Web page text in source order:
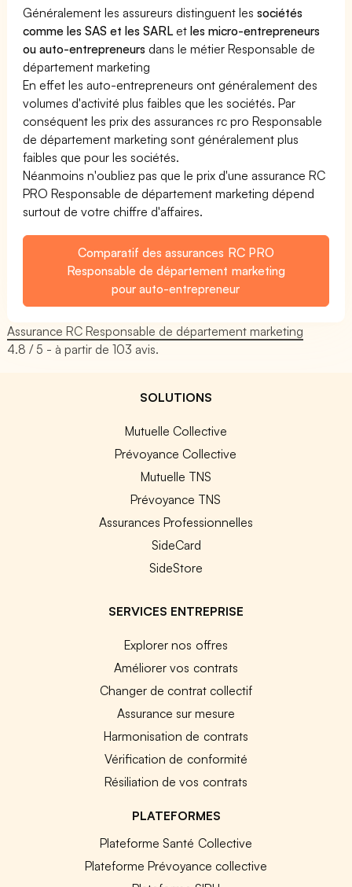
Généralement les assureurs distinguent lessociétés
comme les SAS et les SARL etles micro-entrepreneurs
ou auto-entrepreneurs dans le métier Responsable de
département marketing
En effet les auto-entrepreneurs ont généralement des
volumes d'activité plus faibles que les sociétés. Par
conséquent les prix des assurances rc pro Responsable
de département marketing sont généralement plus
faibles que pour les sociétés.
Néanmoins n'oubliez pas que le prix d'une assurance RC
PRO Responsable de département marketing dépend
surtout de votre chiffre d'affaires.
Comparatif des assurances RC PRO
Responsable de département marketing
pour auto-entrepreneur
Assurance RC Responsable de département marketing
4.8 / 5 - à partir de103 avis.
SOLUTIONS
Mutuelle Collective
Prévoyance Collective
Mutuelle TNS
Prévoyance TNS
Assurances Professionnelles
SideCard
SideStore
SERVICES ENTREPRISE
Explorer nos offres
Améliorer vos contrats
Changer de contrat collectif
Assurance sur mesure
Harmonisation de contrats
Vérification de conformité
Résiliation de vos contrats
PLATEFORMES
Plateforme Santé Collective
Plateforme Prévoyance collective